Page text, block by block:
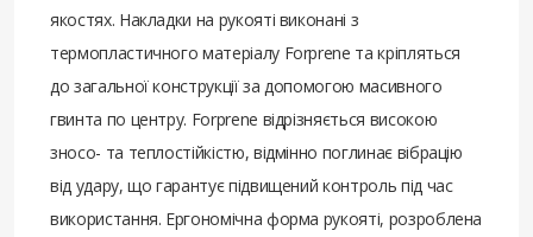
якостях. Накладки на рукояті виконані з
термопластичного матеріалу Forprene та кріпляться
до загальної конструкції за допомогою масивного
гвинта по центру. Forprene відрізняється високою
зносо- та теплостійкістю, відмінно поглинає вібрацію
від удару, що гарантує підвищений контроль під час
використання. Ергономічна форма рукояті, розроблена